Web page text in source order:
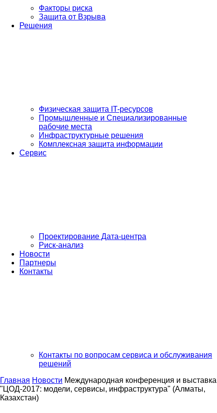
Факторы риска
Защита от Взрыва
Решения
Физическая защита IT-ресурсов
Промышленные и Специализированные
рабочие места
Инфраструктурные решения
Комплексная защита информации
Сервис
Проектирование Дата-центра
Риск-анализ
Новости
Партнеры
Контакты
Контакты по вопросам сервиса и обслуживания
решений
Главная Новости Международная конференция и выставка
"ЦОД-2017: модели, сервисы, инфраструктура" (Алматы,
Казахстан)